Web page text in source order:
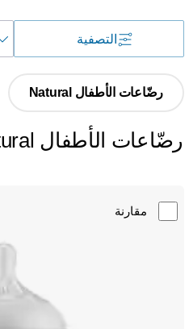
التصفية
رضّاعات الأطفال Natural
رضّاعات الأطفال Natural
مقارنة